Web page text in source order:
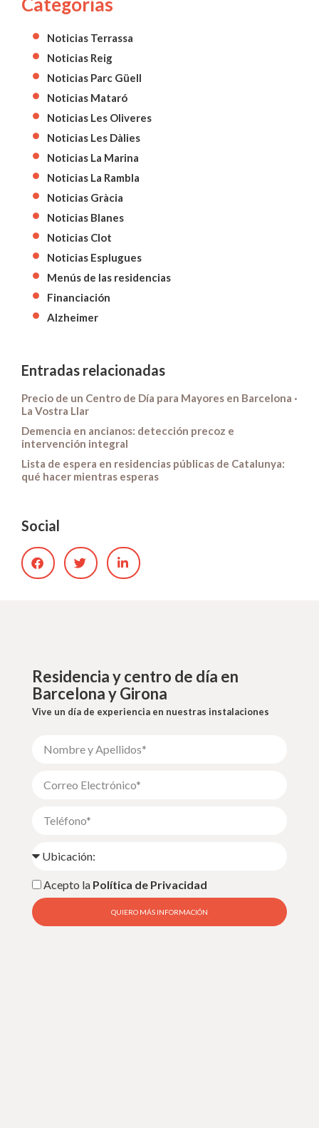
Noticias Terrassa
Noticias Reig
Noticias Parc Güell
Noticias Mataró
Noticias Les Oliveres
Noticias Les Dàlies
Noticias La Marina
Noticias La Rambla
Noticias Gràcia
Noticias Blanes
Noticias Clot
Noticias Esplugues
Menús de las residencias
Financiación
Alzheimer
Entradas relacionadas
Precio de un Centro de Día para Mayores en Barcelona ·
La Vostra Llar
Demencia en ancianos: detección precoz e
intervención integral
Lista de espera en residencias públicas de Catalunya:
qué hacer mientras esperas
Social
Residencia y centro de día en
Barcelona y Girona
Vive un día de experiencia en nuestras instalaciones
Acepto la Política de Privacidad
QUIERO MÁS INFORMACIÓN